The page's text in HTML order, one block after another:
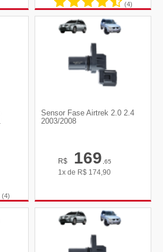
(4)
(4)
Sensor Fase Airtrek 2.0 2.4
2003/2008
R$ 169,65
1x de R$ 174,90